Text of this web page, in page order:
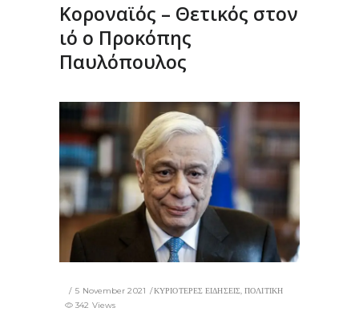
Κοροναϊός – Θετικός στον
ιό ο Προκόπης
Παυλόπουλος
5 November 2021 ΚΥΡΙΟΤΕΡΕΣ ΕΙΔΗΣΕΙΣ,ΠΟΛΙΤΙΚΗ
342 Views